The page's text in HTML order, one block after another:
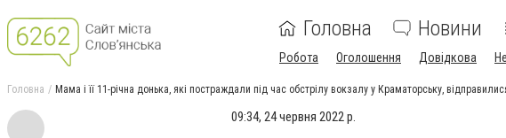
Головна Новини
Робота Оголошення Довідкова
Головна Мама і її 11-річна донька, які постраждали під час обстрілу вокзалу у Краматорську,
09:34, 24 червня 2022 р.